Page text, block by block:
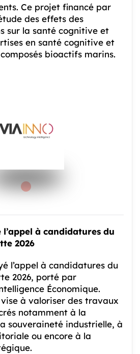
Ce projet financé par
des effets des
sur la santé cognitive et
en santé cognitive et
bioactifs marins.
à candidatures du
2026
l’appel à candidatures du
2026, porté par
Économique.
à valoriser des travaux
notamment à la
souveraineté industrielle, à
ou encore à la